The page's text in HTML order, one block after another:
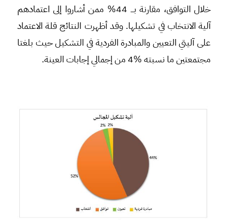
خلال التوافق، مقارنة بـــ 44% ممن أشاروا إلى اعتمادهم
آلية الانتخاب في تشكيلها. وقد أظهرت النتائج قلة الاعتماد
على آليتي التعيين والمبادرة الفردية في التشكيل حيث بلغتا
مجتمعتين ما نسبته %4 من إجمالي إجابات العينة.